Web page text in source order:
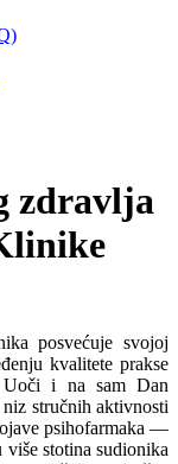
zdravlja
posvećuje svojoj
kvalitete prakse
Uoči i na sam Dan
stručnih aktivnosti
psihofarmaka —
stotina sudionika